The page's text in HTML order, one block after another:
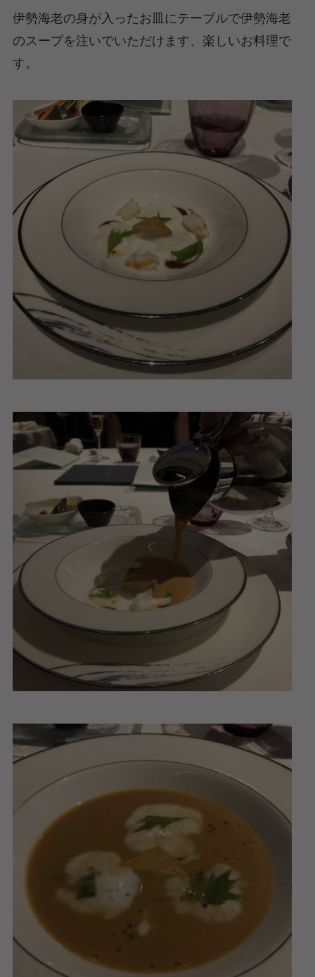
伊勢海老の身が入ったお皿にテーブルで伊勢海老
のスープを注いでいただけます、楽しいお料理で
す。